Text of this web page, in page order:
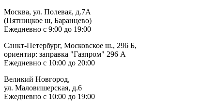
Москва, ул. Полевая, д.7А
(Пятницкое ш, Баранцево)
Ежедневно с 9:00 до 19:00
Санкт-Петербург, Московское ш., 296 Б,
ориентир: заправка "Газпром" 296 А
Ежедневно с 10:00 до 20:00
Великий Новгород,
ул. Маловишерская, д.6
Ежедневно с 10:00 до 19:00